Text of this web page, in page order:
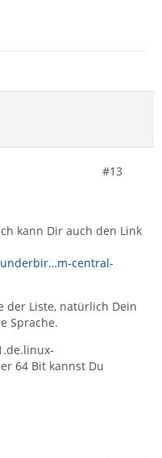
#13
kann Dir auch den Link
central-
der Liste, natürlich Dein
Sprache.
64 Bit kannst Du